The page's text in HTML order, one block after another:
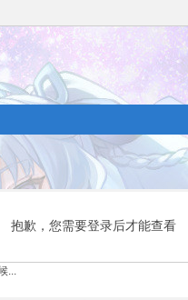
抱歉，您需要登录后才能查看
...